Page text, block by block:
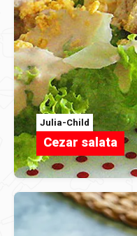
Julia-Child
Cezar salata